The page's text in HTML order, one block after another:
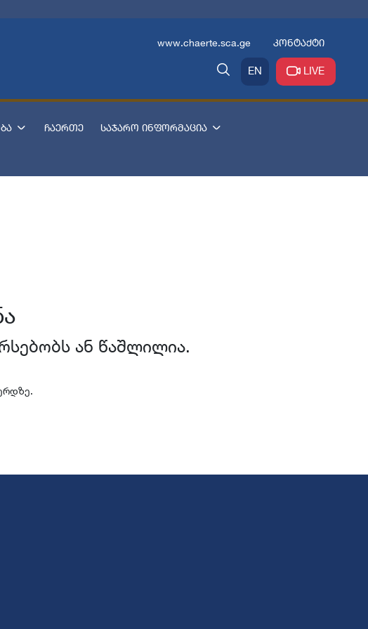
www.chaerte.sca.ge კონტაქტი
EN LIVE
ჩაერთე საჯარო ინფორმაცია
ან წაშლილია.